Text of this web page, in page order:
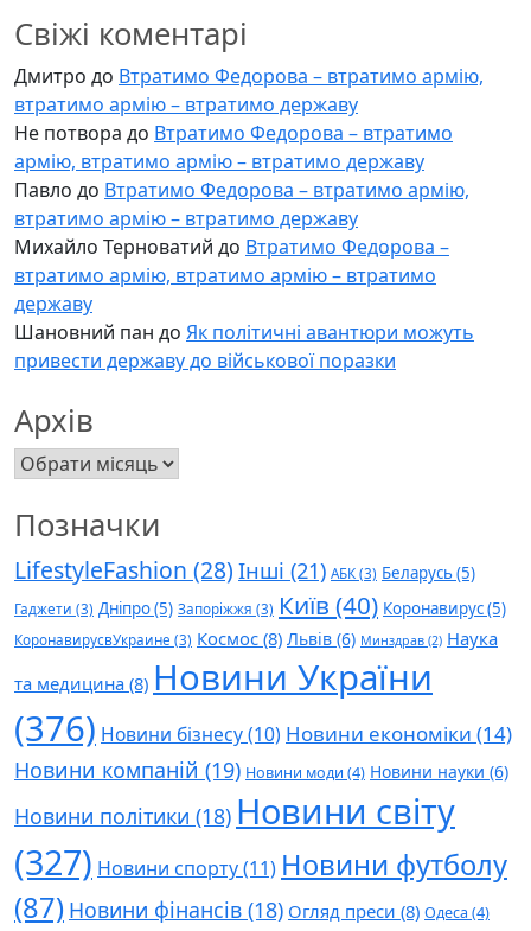
Свіжі коментарі
Дмитро до Втратимо Федорова – втратимо армію,
втратимо армію – втратимо державу
Не потвора до Втратимо Федорова – втратимо
армію, втратимо армію – втратимо державу
Павло до Втратимо Федорова – втратимо армію,
втратимо армію – втратимо державу
Михайло Терноватий до Втратимо Федорова –
втратимо армію, втратимо армію – втратимо
державу
Шановний пан до Як політичні авантюри можуть
привести державу до військової поразки
Архів
Архів
Позначки
LifestyleFashion (28) Інші (21) АБК(3) Беларусь(5)
Гаджети (3) Дніпро(5) Запоріжжя (3) Київ (40) Коронавирус(5)
КоронавирусвУкраине (3) Космос (8) Львів (6) Минздрав (2) Наука
та медицина (8) Новини України
(376) Новини бізнесу(10) Новини економіки (14)
Новини компаній (19) Новини моди (4) Новини науки (6)
Новини політики (18) Новини світу
(327) Новини спорту(11) Новини футболу
(87) Новини фінансів (18) Огляд преси (8) Одеса (4)